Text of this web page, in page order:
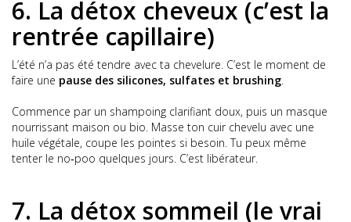
6. La détox cheveux (c’est la
rentrée capillaire)
L’été n’a pas été tendre avec ta chevelure. C’est le moment de
faire une pause des silicones, sulfates et brushing
Commence par un shampoing clarifiant doux, puis un masque
nourrissant maison ou bio. Masse ton cuir chevelu avec une
huile végétale, coupe les pointes si besoin. Tu peux même
tenter le no‑poo quelques jours. C’est libérateur.
7. La détox sommeil (le vrai